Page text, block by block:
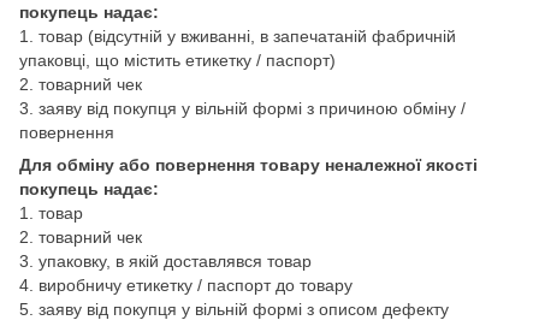
покупець надає:
1. товар (відсутній у вживанні, в запечатаній фабричній
упаковці, що містить етикетку / паспорт)
2. товарний чек
3. заяву від покупця у вільній формі з причиною обміну /
повернення
Для обміну або повернення товару неналежної якості
покупець надає:
1. товар
2. товарний чек
3. упаковку, в якій доставлявся товар
4. виробничу етикетку / паспорт до товару
5. заяву від покупця у вільній формі з описом дефекту